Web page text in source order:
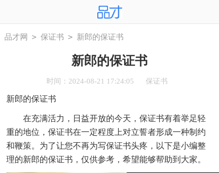
品才网 > 保证书 > 新郎的保证书
新郎的保证书
时间：2024-08-21 17:24:05 保证书
新郎的保证书
在充满活力，日益开放的今天，保证书有着举足轻
重的地位，保证书在一定程度上对立誓者形成一种制约
和鞭策。为了让您不再为写保证书头疼，以下是小编整
理的新郎的保证书，仅供参考，希望能够帮助到大家。